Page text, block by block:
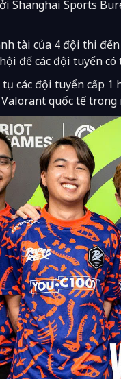
Shanghai Sports
tài của 4 đội thi
để ​​các đội tuyển
các đội tuyển cấp 1
quốc tế trong